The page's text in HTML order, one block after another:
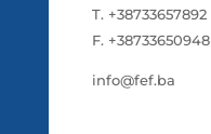
T. +38733657892
F. +38733650948
info@fef.ba